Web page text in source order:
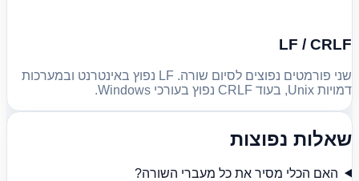
LF / CRLF
שני פורמטים נפוצים לסיום שורה. LF נפוץ באינטרנט ובמערכות
דמויות Unix, בעוד CRLF נפוץ בעורכי Windows.
שאלות נפוצות
האם הכלי מסיר את כל מעברי השורה?